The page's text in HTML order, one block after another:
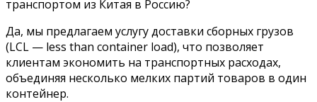
транспортом из Китая в Россию?
Да, мы предлагаем услугу доставки сборных грузов
(LCL — less than container load), что позволяет
клиентам экономить на транспортных расходах,
объединяя несколько мелких партий товаров в один
контейнер.